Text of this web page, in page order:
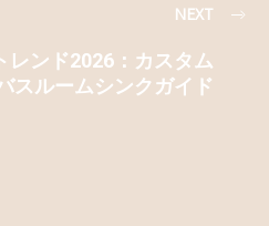
NEXT
レンド2026：カスタム
スルームシンクガイド